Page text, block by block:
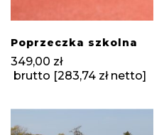
Poprzeczka szkolna
349,00 zł
brutto [283,74 złnetto]